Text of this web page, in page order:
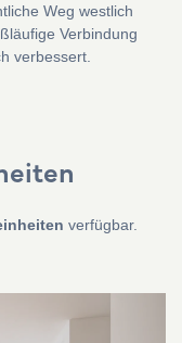
Weg westlich
Verbindung
verbessert.
verfügbar.